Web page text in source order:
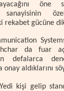
öne
sanayisinin
rekabet gücüne
da fuar
defalarca
onay aldıklarını
kişi gelip